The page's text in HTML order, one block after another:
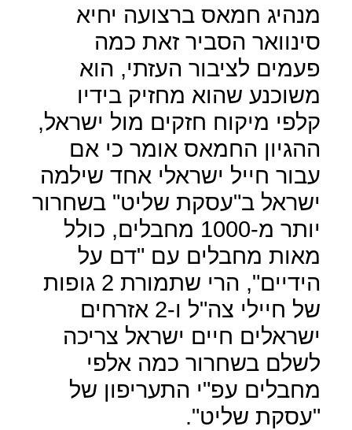
מנהיג חמאס ברצועה יחיא
סינוואר הסביר זאת כמה
פעמים לציבור העזתי, הוא
משוכנע שהוא מחזיק בידיו
קלפי מיקוח חזקים מול ישראל,
ההגיון החמאס אומר כי אם
עבור חייל ישראלי אחד שילמה
ישראל ב"עסקת שליט" בשחרור
יותר מ-1000 מחבלים, כולל
מאות מחבלים עם "דם על
הידיים", הרי שתמורת 2 גופות
של חיילי צה"ל ו-2 אזרחים
ישראלים חיים ישראל צריכה
לשלם בשחרור כמה אלפי
מחבלים עפ"י התעריפון של
"עסקת שליט".